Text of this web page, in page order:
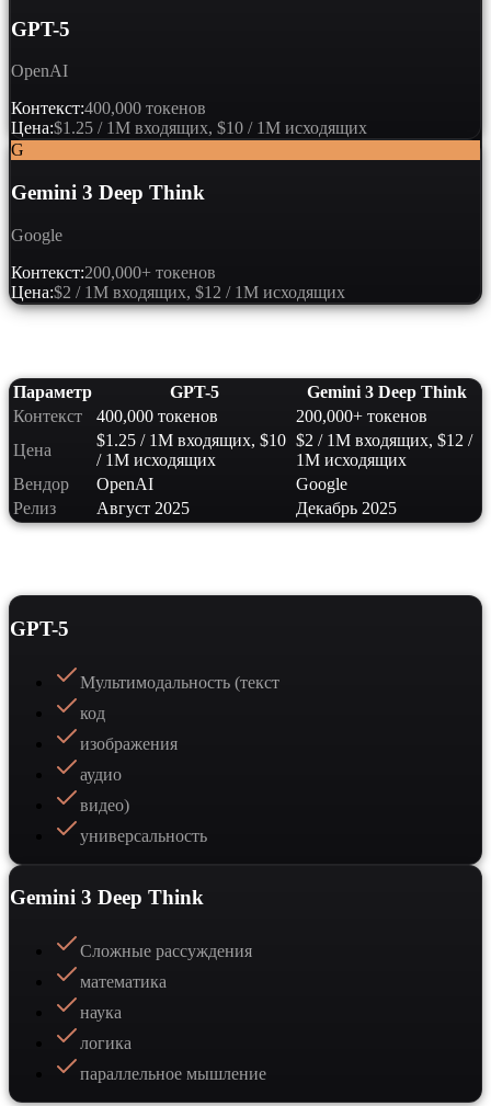
GPT-5
OpenAI
Контекст:400,000 токенов
Цена:$1.25 / 1M входящих, $10 / 1M исходящих
G
Gemini 3 Deep Think
Google
Контекст:200,000+ токенов
Цена:$2 / 1M входящих, $12 / 1M исходящих
Параметр GPT-5
Gemini 3 Deep Think
Контекст
400,000 токенов
200,000+ токенов
Цена
$1.25 / 1M входящих, $10
/ 1M исходящих
$2 / 1M входящих, $12 /
1M исходящих
Вендор
OpenAI
Google
Релиз
Август 2025 Декабрь 2025
GPT-5
Мультимодальность (текст
код
изображения
аудио
видео)
универсальность
Gemini 3 Deep Think
Сложные рассуждения
математика
наука
логика
параллельное мышление